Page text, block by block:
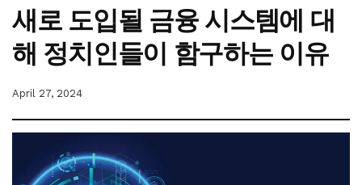
새로 도입될 금융 시스템에 대
해 정치인들이 함구하는 이유
April 27, 2024